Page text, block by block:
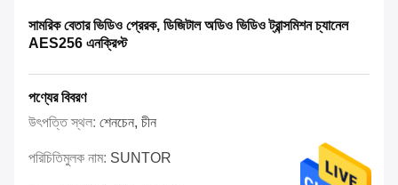
সামরিক বেতার ভিডিও প্রেরক, ডিজিটাল অডিও ভিডিও ট্রান্সমিশন চ্যানেল
AES256 এনক্রিপ্ট
পণ্যের বিবরণ
উৎপত্তি স্থল: শেনচেন, চীন
পরিচিতিমুলক নাম: SUNTOR